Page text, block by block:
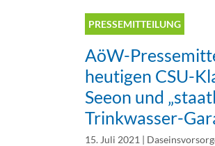
PRESSEMITTEILUNG
AöW-
heutigen CSU-
Seeon und
Trinkwasser-
15. Juli 2021 |